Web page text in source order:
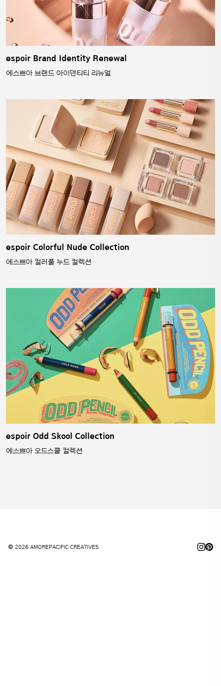
espoir Brand Identity Renewal
에스쁘아 브랜드 아이덴티티 리뉴얼
espoir Colorful Nude Collection
에스쁘아 컬러풀 누드 컬렉션
espoir Odd Skool Collection
에스쁘아 오드스쿨 컬렉션
© 2026 AMOREPACIFIC CREATIVES